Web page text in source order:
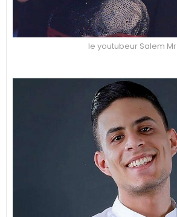
le youtubeur Salem Mr